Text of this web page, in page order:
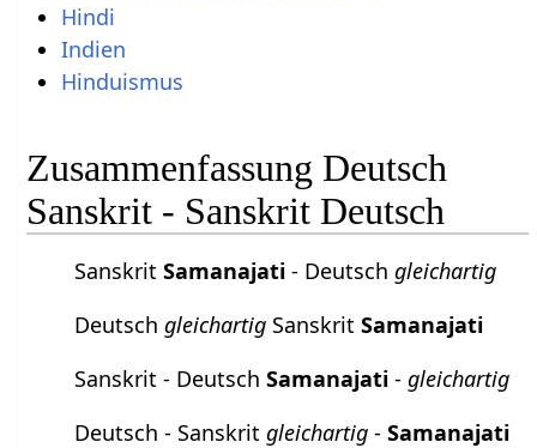
Hindi
Indien
Hinduismus
Zusammenfassung Deutsch
Sanskrit - Sanskrit Deutsch
SanskritSamanajati - Deutschgleichartig
Deutschgleichartig SanskritSamanajati
Sanskrit - DeutschSamanajati -gleichartig
Deutsch - Sanskritgleichartig -Samanajati